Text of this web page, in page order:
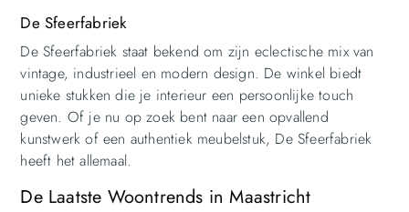
De Sfeerfabriek
De Sfeerfabriek staat bekend om zijn eclectische mix van
vintage, industrieel en modern design. De winkel biedt
unieke stukken die je interieur een persoonlijke touch
geven. Of je nu op zoek bent naar een opvallend
kunstwerk of een authentiek meubelstuk, De Sfeerfabriek
heeft het allemaal.
De Laatste Woontrends in Maastricht